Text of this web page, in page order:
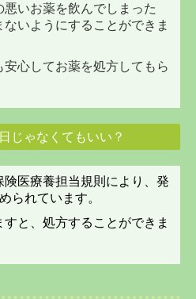
いお薬を飲んでしまった
いようにすることができま
心してお薬を処方してもら
じゃなくてもいい？
医療養担当規則により、発
られています。
と、処方することができま